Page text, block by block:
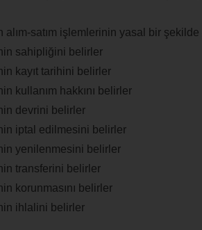
alım-satım işlemlerinin yasal bir
sahipliğini belirler
kayıt tarihini belirler
kullanım hakkını belirler
devrini belirler
iptal edilmesini belirler
yenilenmesini belirler
transferini belirler
korunmasını belirler
ihlalini belirler